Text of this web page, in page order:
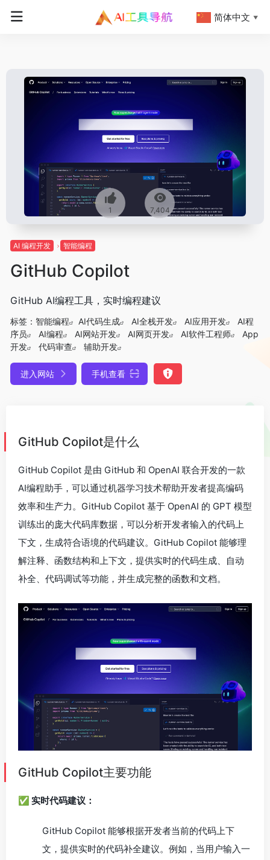
1 7,404
AI 编程开发 智能编程
GitHub Copilot
GitHub AI编程工具，实时编程建议
标签： 智能编程 AI代码生成 AI全栈开发 AI应用开发
AI程
序员
AI编程 AI网站开发 AI网页开发 AI软件工程师
App
开发
代码审查 辅助开发
进入网站 手机查看
GitHub Copilot是什么
GitHub Copilot 是由 GitHub 和 OpenAI 联合开发的一款
AI编程助手，可以通过机器学习技术帮助开发者提高编码
效率和生产力。GitHub Copilot 基于 OpenAI 的 GPT 模型
训练出的庞大代码库数据，可以分析开发者输入的代码上
下文，生成符合语境的代码建议。GitHub Copilot 能够理
解注释、函数结构和上下文，提供实时的代码生成、自动
补全、代码调试等功能，并生成完整的函数和文档。
GitHub Copilot主要功能
✅ 实时代码建议：
GitHub Copilot 能够根据开发者当前的代码上下
文，提供实时的代码补全建议。例如，当用户输入一
简体中文 ▼